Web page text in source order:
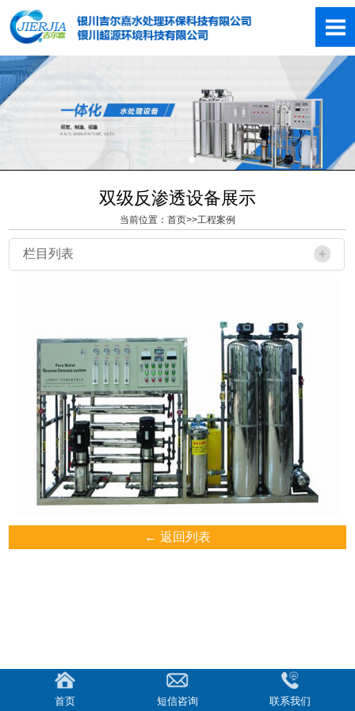
双级反渗透设备展示
当前位置： 首页>>工程案例
栏目列表
← 返回列表
首页 短信咨询 联系我们